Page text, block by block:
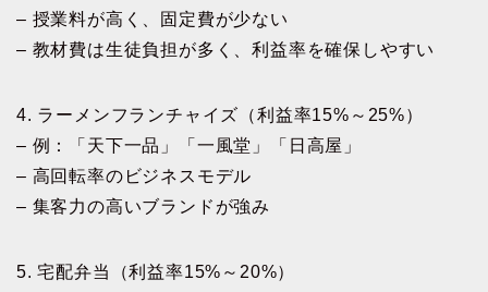
– 授業料が高く、固定費が少ない
– 教材費は生徒負担が多く、利益率を確保しやすい
4. ラーメンフランチャイズ（利益率15%～25%）
– 例：「天下一品」「一風堂」「日高屋」
– 高回転率のビジネスモデル
– 集客力の高いブランドが強み
5. 宅配弁当（利益率15%～20%）